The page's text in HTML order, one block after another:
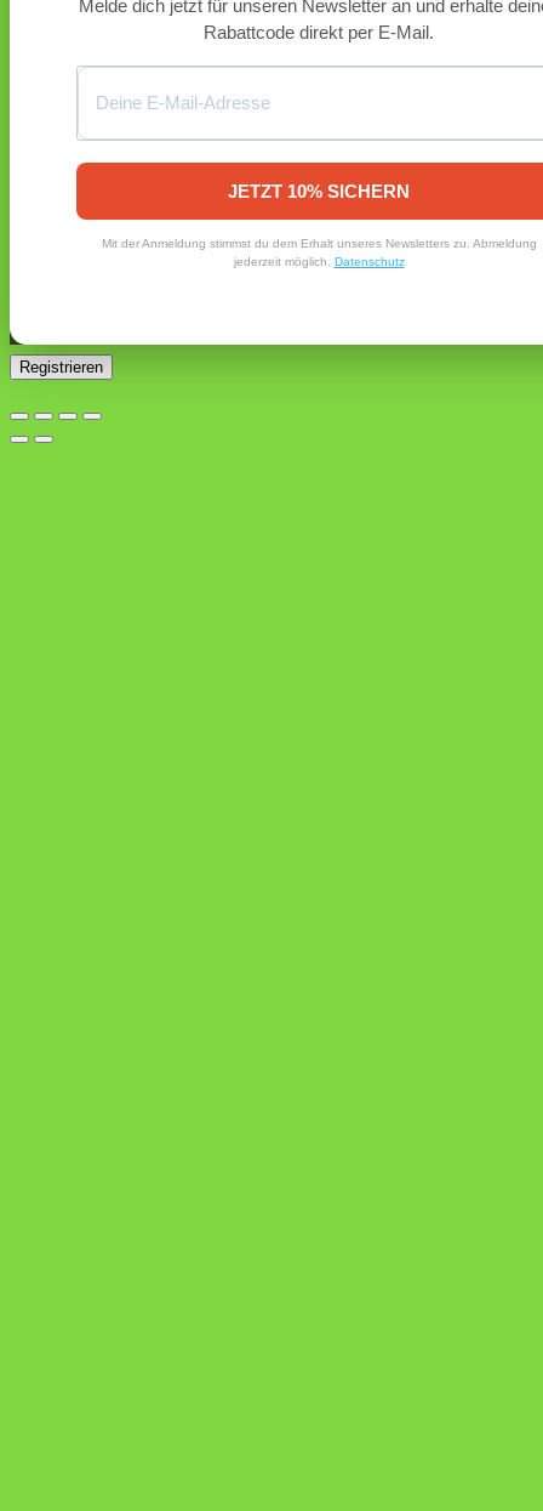
Melde dich jetzt für unseren Newsletter an und erhalte
Rabattcode direkt per E-Mail.
JETZT 10% SICHERN
Mit der Anmeldung stimmst du dem Erhalt unseres Newsletters zu. Abmeldung
jederzeit möglich. Datenschutz
Angemeldet bleiben Anmelden
Registrieren
Erforderlich
E-Mail-Adresse gesendet.
Registrieren